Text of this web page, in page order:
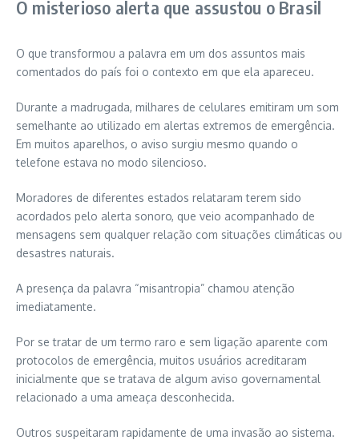
O misterioso alerta que assustou o Brasil
O que transformou a palavra em um dos assuntos mais
comentados do país foi o contexto em que ela apareceu.
Durante a madrugada, milhares de celulares emitiram um som
semelhante ao utilizado em alertas extremos de emergência.
Em muitos aparelhos, o aviso surgiu mesmo quando o
telefone estava no modo silencioso.
Moradores de diferentes estados relataram terem sido
acordados pelo alerta sonoro, que veio acompanhado de
mensagens sem qualquer relação com situações climáticas ou
desastres naturais.
A presença da palavra “misantropia” chamou atenção
imediatamente.
Por se tratar de um termo raro e sem ligação aparente com
protocolos de emergência, muitos usuários acreditaram
inicialmente que se tratava de algum aviso governamental
relacionado a uma ameaça desconhecida.
Outros suspeitaram rapidamente de uma invasão ao sistema.